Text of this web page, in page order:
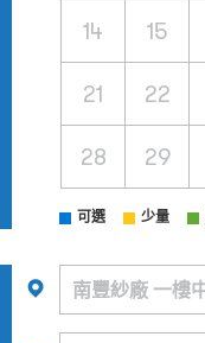
14 15
21 22
28 29
可選 少量